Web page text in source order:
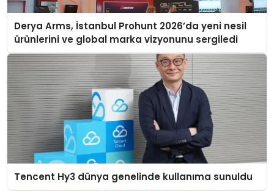
Derya Arms, İstanbul Prohunt 2026’da yeni nesil
ürünlerini ve global marka vizyonunu sergiledi
Tencent Hy3 dünya genelinde kullanıma sunuldu